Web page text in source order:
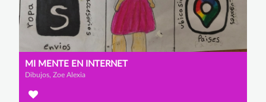
MI MENTE EN INTERNET
Dibujos, Zoe Alexia